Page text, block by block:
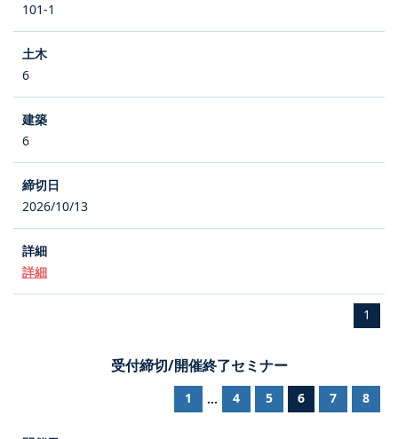
101-1
6
6
2026/10/13
詳細
1
受付締切/開催終了セミナー
1 ... 4 5 6 7 8